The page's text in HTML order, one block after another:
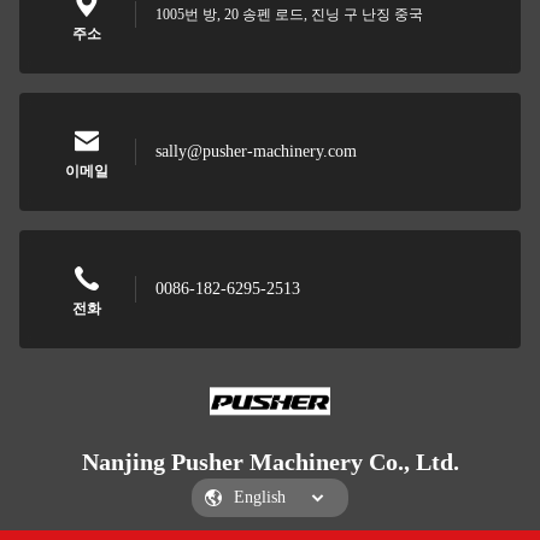
주소
1005번 방, 20 송펜 로드, 진닝 구 난징 중국
이메일
sally@pusher-machinery.com
전화
0086-182-6295-2513
Nanjing Pusher Machinery Co., Ltd.